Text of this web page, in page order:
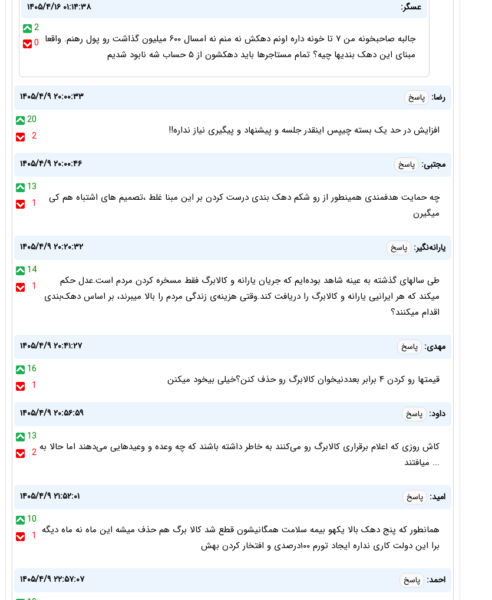
عسگر:
۱۴۰۵/۴/۱۶ ۰۱:۱۴:۳۸
2
0 جالبه صاحبخونه من ۷ تا خونه داره اونم دهکش نه منم نه امسال ۶۰۰ میلیون گذاشت رو پول رهنم. واقعا
مبنای این دهک بندیها چیه؟ تمام مستاجرها باید دهکشون از ۵ حساب شه نابود شدیم
رضا: پاسخ
۱۴۰۵/۴/۹ ۲۰:۰۰:۳۳
20
2
افزایش در حد یک بسته چیپس اینقدر جلسه و پیشنهاد و پیگیری نیاز نداره!!
مجتبی: پاسخ
۱۴۰۵/۴/۹ ۲۰:۰۰:۴۶
13
1
چه حمایت هدفمندی همینطور از رو شکم دهک بندی درست کردن بر این مبنا غلط ،تصمیم های اشتباه هم کی
میگیرن
یارانه‌نگیر: پاسخ
۱۴۰۵/۴/۹ ۲۰:۲۰:۳۲
14
1
طی سالهای گذشته به عینه شاهد بوده‌ایم که جریان یارانه و کالابرگ فقط مسخره کردن مردم است.عدل حکم
میکند که هر ایرانیی یارانه و کالابرگ را دریافت کند.وقتی هزینه‌ی زندگی مردم را بالا میبرند، بر اساس دهک‌بندی
اقدام میکنند؟
مهدی: پاسخ
۱۴۰۵/۴/۹ ۲۰:۴۱:۲۷
16
1
قیمتها رو کردن ۴ برابر بعددنیخوان کالابرگ رو حذف کنن؟خیلی بیخود میکنن
داود: پاسخ
۱۴۰۵/۴/۹ ۲۰:۵۶:۵۹
13
2 کاش روزی که اعلام برقراری کالابرگ رو می‌کنند به خاطر داشته باشند که چه وعده و وعیدهایی می‌دهند اما حالا به
... میافتند
امید: پاسخ
۱۴۰۵/۴/۹ ۲۱:۵۲:۰۱
10
1 همانطور که پنج دهک بالا یکهو بیمه سلامت همگانیشون قطع شد کالا برگ هم حذف میشه این ماه نه ماه دیگه
برا این دولت کاری نداره ایجاد تورم ۱۰۰درصدی و افتخار کردن بهش
احمد: پاسخ
۱۴۰۵/۴/۹ ۲۲:۵۷:۰۷